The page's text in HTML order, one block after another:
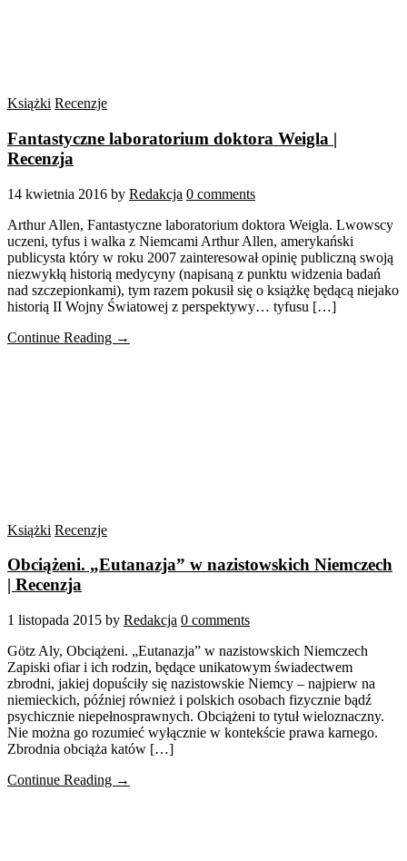
Książki Recenzje
Fantastyczne laboratorium doktora Weigla |
Recenzja
14 kwietnia 2016 by Redakcja 0 comments
Arthur Allen, Fantastyczne laboratorium doktora Weigla. Lwowscy
uczeni, tyfus i walka z Niemcami Arthur Allen, amerykański
publicysta który w roku 2007 zainteresował opinię publiczną swoją
niezwykłą historią medycyny (napisaną z punktu widzenia badań
nad szczepionkami), tym razem pokusił się o książkę będącą niejako
historią II Wojny Światowej z perspektywy… tyfusu […]
Continue Reading →
Książki Recenzje
Obciążeni. „Eutanazja” w nazistowskich Niemczech
| Recenzja
1 listopada 2015 by Redakcja 0 comments
Götz Aly, Obciążeni. „Eutanazja” w nazistowskich Niemczech
Zapiski ofiar i ich rodzin, będące unikatowym świadectwem
zbrodni, jakiej dopuściły się nazistowskie Niemcy – najpierw na
niemieckich, później również i polskich osobach fizycznie bądź
psychicznie niepełnosprawnych. Obciążeni to tytuł wieloznaczny.
Nie można go rozumieć wyłącznie w kontekście prawa karnego.
Zbrodnia obciąża katów […]
Continue Reading →